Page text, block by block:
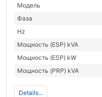
Модель
Фаза
Hz
Мощность (ESP) kVA
Мощность (ESP) kW
Мощность (PRP) kVA
Details...